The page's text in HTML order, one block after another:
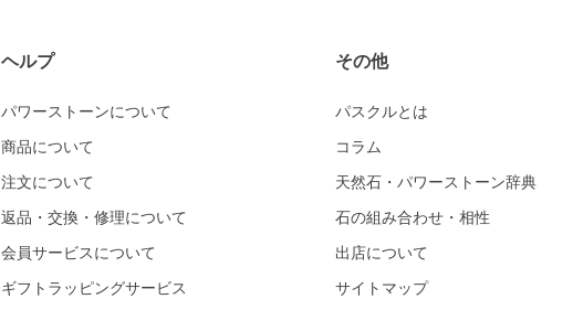
ヘルプ
パワーストーンについて
商品について
注文について
返品・交換・修理について
会員サービスについて
ギフトラッピングサービス
その他
パスクルとは
コラム
天然石・パワーストーン辞典
石の組み合わせ・相性
出店について
サイトマップ